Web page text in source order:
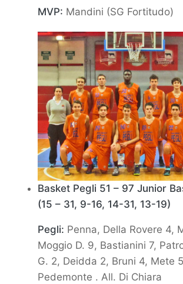
MVP: Mandini (SG Fortitudo)
Basket Pegli 51 – 97 Junior
(15 – 31, 9-16, 14-31, 13-19)
Pegli: Penna, Della Rovere 4,
Moggio D. 9, Bastianini 7,
G. 2, Deidda 2, Bruni 4, Mete
Pedemonte . All. Di Chiara